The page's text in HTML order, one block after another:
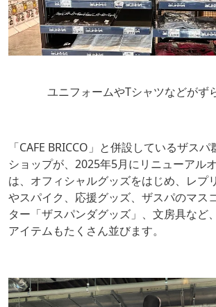
ユニフォームやTシャツなどがず
「CAFE BRICCO」と併設しているザス
ショップが、2025年5月にリニューアル
は、オフィシャルグッズをはじめ、レプ
やスパイク、応援グッズ、ザスパのマス
ター「ザスパンダグッズ」、文房具など
アイテムもたくさん並びます。